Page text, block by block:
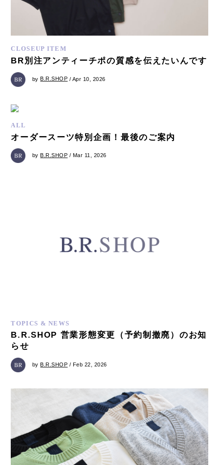
CLOSEUP ITEM
BR別注アンティーチポの質感を伝えたいんです
by B.R.SHOP / Apr 10, 2026
ALL
オーダースーツ特別企画！最後のご案内
by B.R.SHOP / Mar 11, 2026
TOPICS & NEWS
B.R.SHOP 営業形態変更（予約制撤廃）のお知
らせ
byB.R.SHOP / Feb 22, 2026